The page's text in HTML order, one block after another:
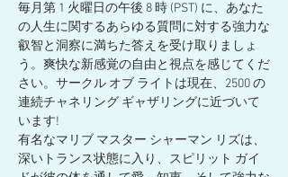
毎月第 1 火曜日の午後 8 時 (PST) に、あなた
の人生に関するあらゆる質問に対する強力な
叡智と洞察に満ちた答えを受け取りましょ
う。爽快な新感覚の自由と視点を感じてくだ
さい。サークル オブ ライトは現在、2500 の
連続チャネリング ギャザリングに近づいて
います!
有名なマリブ マスター シャーマン リズは、
深いトランス状態に入り、スピリット ガイ